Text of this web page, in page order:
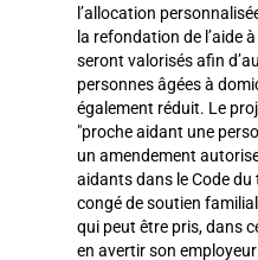
l’allocation
la refondation de l’aide
seront valorisés afin
personnes âgées à
également réduit. Le
"proche aidant une
un amendement
aidants dans le Code
congé de soutien
qui peut être pris, dans
en avertir son